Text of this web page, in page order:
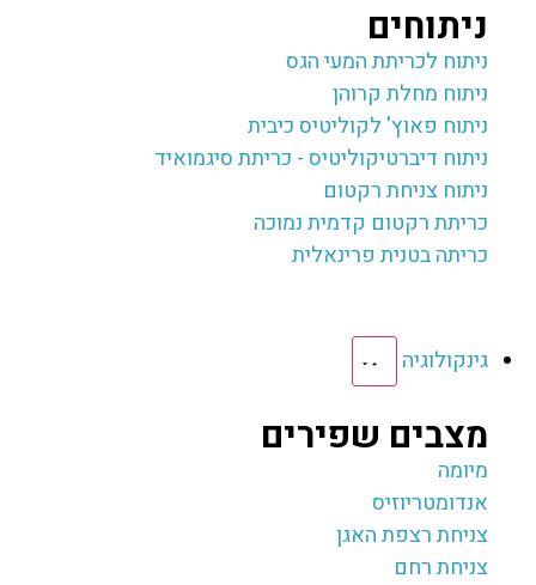
ניתוחים
ניתוח לכריתת המעי הגס
ניתוח מחלת קרוהן
ניתוח פאוץ' לקוליטיס כיבית
ניתוח דיברטיקוליטיס - כריתת סיגמואיד
ניתוח צניחת רקטום
כריתת רקטום קדמית נמוכה
כריתה בטנית פרינאלית
גינקולוגיה
מצבים שפירים
מיומה
אנדומטריוזיס
צניחת רצפת האגן
צניחת רחם